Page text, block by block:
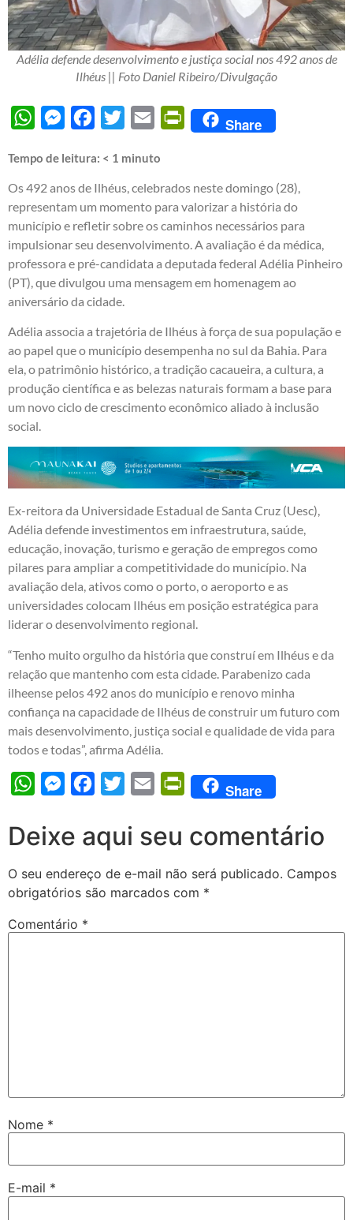
Adélia defende desenvolvimento e justiça social nos 492 anos de
Ilhéus || Foto Daniel Ribeiro/Divulgação
WhatsAppMessengerFacebook
Twitter Email PrintFriendly
Share
Tempo de leitura: < 1 minuto
Os 492 anos de Ilhéus, celebrados neste domingo (28),
representam um momento para valorizar a história do
município e refletir sobre os caminhos necessários para
impulsionar seu desenvolvimento. A avaliação é da médica,
professora e pré-candidata a deputada federal Adélia Pinheiro
(PT), que divulgou uma mensagem em homenagem ao
aniversário da cidade.
Adélia associa a trajetória de Ilhéus à força de sua população e
ao papel que o município desempenha no sul da Bahia. Para
ela, o patrimônio histórico, a tradição cacaueira, a cultura, a
produção científica e as belezas naturais formam a base para
um novo ciclo de crescimento econômico aliado à inclusão
social.
Ex-reitora da Universidade Estadual de Santa Cruz (Uesc),
Adélia defende investimentos em infraestrutura, saúde,
educação, inovação, turismo e geração de empregos como
pilares para ampliar a competitividade do município. Na
avaliação dela, ativos como o porto, o aeroporto e as
universidades colocam Ilhéus em posição estratégica para
liderar o desenvolvimento regional.
“Tenho muito orgulho da história que construí em Ilhéus e da
relação que mantenho com esta cidade. Parabenizo cada
ilheense pelos 492 anos do município e renovo minha
confiança na capacidade de Ilhéus de construir um futuro com
mais desenvolvimento, justiça social e qualidade de vida para
todos e todas”, afirma Adélia.
WhatsAppMessengerFacebook
Twitter Email PrintFriendly
Share
Deixe aqui seu comentário
O seu endereço de e-mail não será publicado. Campos
obrigatórios são marcados com *
Comentário *
Nome *
E-mail *